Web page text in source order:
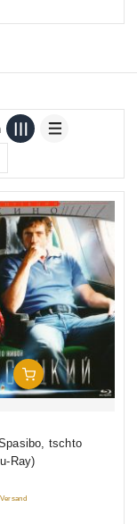
In Den Warenkorb
tschto
Ray)